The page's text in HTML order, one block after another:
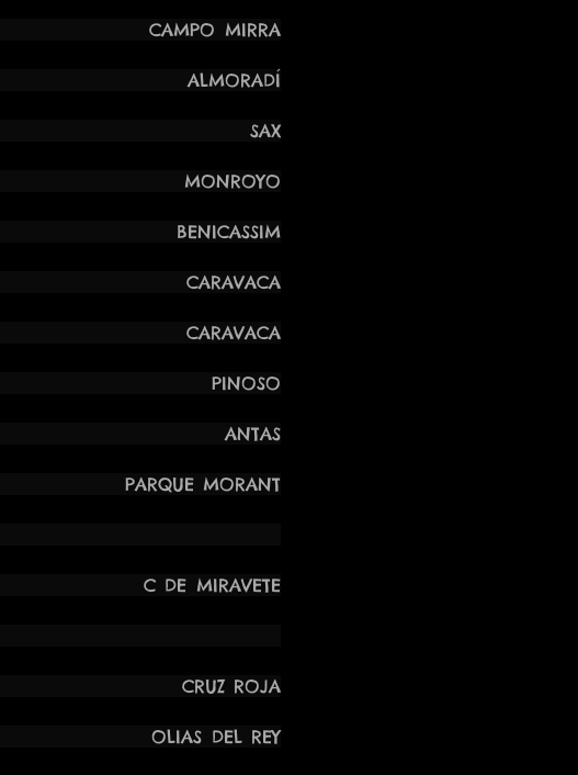
CAMPO MIRRA
ALMORADÍ
TÚ SAX
MONROYO
BENICASSIM
CARAVACA
CARAVACA
SE VA PINOSO
SE VA ANTAS
MORANT
DE AGUA
C DE MIRAVETE
SE VA
CRUZ ROJA
OLIAS DEL REY